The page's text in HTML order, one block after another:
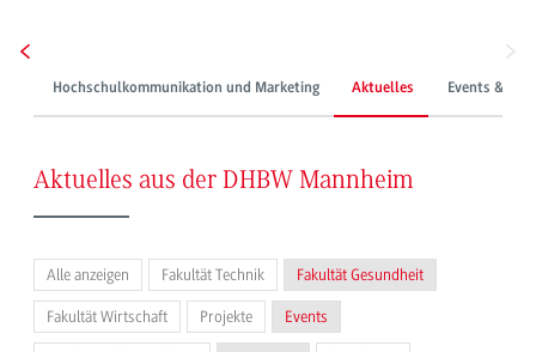
Hochschulkommunikation und Marketing Aktuelles Events &
Aktuelles aus der DHBW Mannheim
Alle anzeigen Fakultät Technik Fakultät Gesundheit
Fakultät Wirtschaft Projekte Events